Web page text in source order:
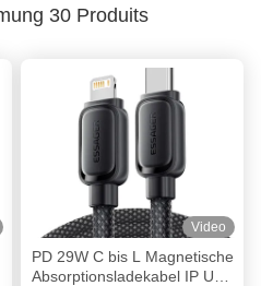
30 Produits
Video
PD 29W C bis L Magnetische
Absorptionsladekabel IP USB